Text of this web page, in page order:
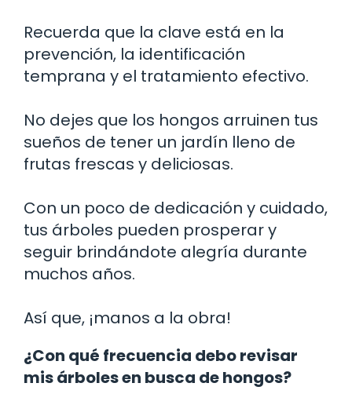
Recuerda que la clave está en la
prevención, la identificación
temprana y el tratamiento efectivo.
No dejes que los hongos arruinen tus
sueños de tener un jardín lleno de
frutas frescas y deliciosas.
Con un poco de dedicación y cuidado,
tus árboles pueden prosperar y
seguir brindándote alegría durante
muchos años.
Así que, ¡manos a la obra!
¿Con qué frecuencia debo revisar
mis árboles en busca de hongos?